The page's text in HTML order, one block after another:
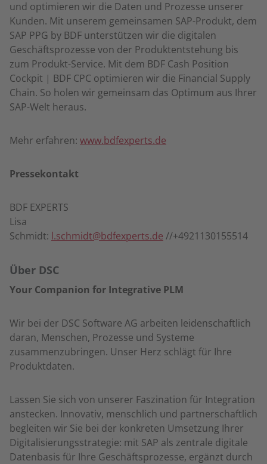
und optimieren wir die Daten und Prozesse unserer
Kunden. Mit unserem gemeinsamen SAP-Produkt, dem
SAP PPG by BDF unterstützen wir die digitalen
Geschäftsprozesse von der Produktentstehung bis
zum Produkt-Service. Mit dem BDF Cash Position
Cockpit | BDF CPC optimieren wir die Financial Supply
Chain. So holen wir gemeinsam das Optimum aus Ihrer
SAP-Welt heraus.
Mehr erfahren: www.bdfexperts.de
Pressekontakt
BDF EXPERTS
Lisa
Schmidt: l.schmidt@bdfexperts.de //+4921130155514
Über DSC
Your Companion for Integrative PLM
Wir bei der DSC Software AG arbeiten leidenschaftlich
daran, Menschen, Prozesse und Systeme
zusammenzubringen. Unser Herz schlägt für Ihre
Produktdaten.
Lassen Sie sich von unserer Faszination für Integration
anstecken. Innovativ, menschlich und partnerschaftlich
begleiten wir Sie bei der konkreten Umsetzung Ihrer
Digitalisierungsstrategie: mit SAP als zentrale digitale
Datenbasis für Ihre Geschäftsprozesse, ergänzt durch